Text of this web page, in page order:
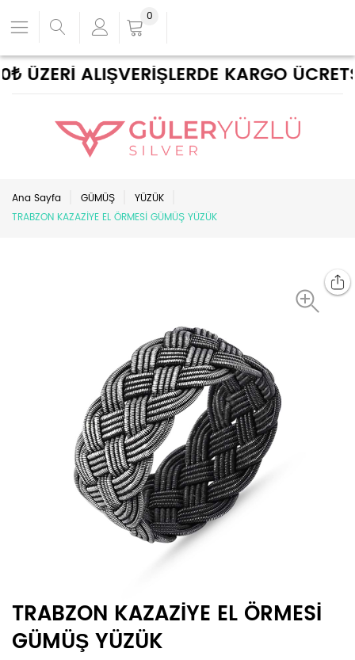
ALIŞVERİŞLERDE KARGO
0
Ana Sayfa GÜMÜŞ
YÜZÜK
TRABZON KAZAZİYE EL ÖRMESİ GÜMÜŞ YÜZÜK
TRABZON KAZAZİYE EL ÖRMESİ
GÜMÜŞ YÜZÜK